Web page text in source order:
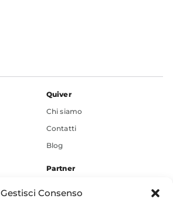
Gestisci Consenso
Quiver
Chi siamo
Contatti
Blog
Partner